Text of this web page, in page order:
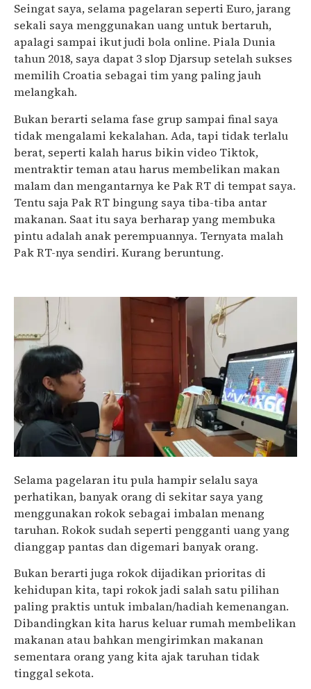
Seingat saya, selama pagelaran seperti Euro, jarang
sekali saya menggunakan uang untuk bertaruh,
apalagi sampai ikut judi bola online. Piala Dunia
tahun 2018, saya dapat 3 slop Djarsup setelah sukses
memilih Croatia sebagai tim yang paling jauh
melangkah.
Bukan berarti selama fase grup sampai final saya
tidak mengalami kekalahan. Ada, tapi tidak terlalu
berat, seperti kalah harus bikin video Tiktok,
mentraktir teman atau harus membelikan makan
malam dan mengantarnya ke Pak RT di tempat saya.
Tentu saja Pak RT bingung saya tiba-tiba antar
makanan. Saat itu saya berharap yang membuka
pintu adalah anak perempuannya. Ternyata malah
Pak RT-nya sendiri. Kurang beruntung.
Selama pagelaran itu pula hampir selalu saya
perhatikan, banyak orang di sekitar saya yang
menggunakan rokok sebagai imbalan menang
taruhan. Rokok sudah seperti pengganti uang yang
dianggap pantas dan digemari banyak orang.
Bukan berarti juga rokok dijadikan prioritas di
kehidupan kita, tapi rokok jadi salah satu pilihan
paling praktis untuk imbalan/hadiah kemenangan.
Dibandingkan kita harus keluar rumah membelikan
makanan atau bahkan mengirimkan makanan
sementara orang yang kita ajak taruhan tidak
tinggal sekota.